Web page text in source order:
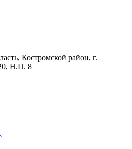
Костромской район, г.
Н.П. 8